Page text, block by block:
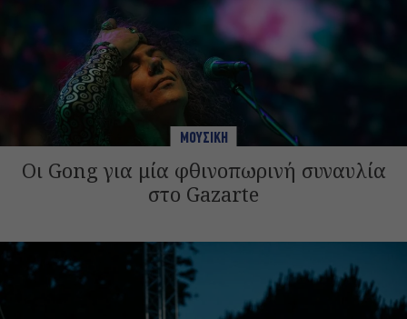
ΜΟΥΣΙΚΗ
Οι Gong για μία φθινοπωρινή συναυλία
στο Gazarte